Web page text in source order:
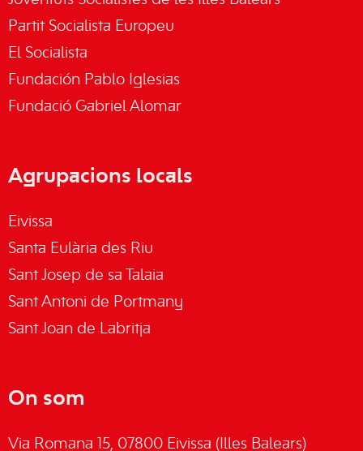
Partit Socialista Europeu
El Socialista
Fundación Pablo Iglesias
Fundació Gabriel Alomar
Agrupacions locals
Eivissa
Santa Eulària des Riu
Sant Josep de sa Talaia
Sant Antoni de Portmany
Sant Joan de Labritja
On som
Via Romana 15, 07800 Eivissa (Illes Balears)